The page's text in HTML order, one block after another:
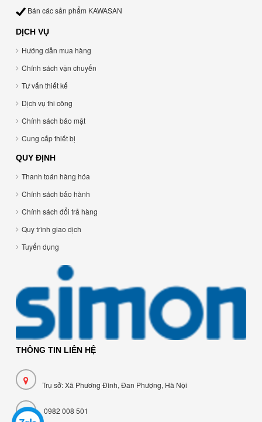
Bán các sản phẩm KAWASAN
DỊCH VỤ
Hướng dẫn mua hàng
Chính sách vận chuyển
Tư vấn thiết kế
Dịch vụ thi công
Chính sách bảo mật
Cung cấp thiết bị
QUY ĐỊNH
Thanh toán hàng hóa
Chính sách bảo hành
Chính sách đổi trả hàng
Quy trình giao dịch
Tuyển dụng
THÔNG TIN LIÊN HỆ
Trụ sở: Xã Phương Đình, Đan Phượng, Hà Nội
0982 008 501